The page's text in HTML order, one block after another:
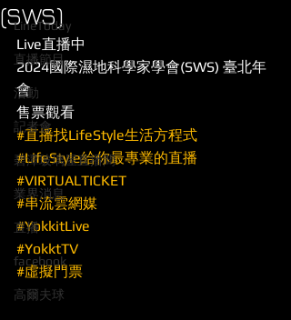
LineToday
直播節目
活動
記者會
碧潭玻璃屋直播間
業界消息
直播
facebook
高爾夫球
(SWS)
Live直播中
2024國際濕地科學家學會(SWS) 臺北年
會
售票觀看
#直播找LifeStyle生活方程式
#LifeStyle給你最專業的直播
#VIRTUALTICKET
#串流雲網媒
#YokkitLive
#YokktTV
#虛擬門票